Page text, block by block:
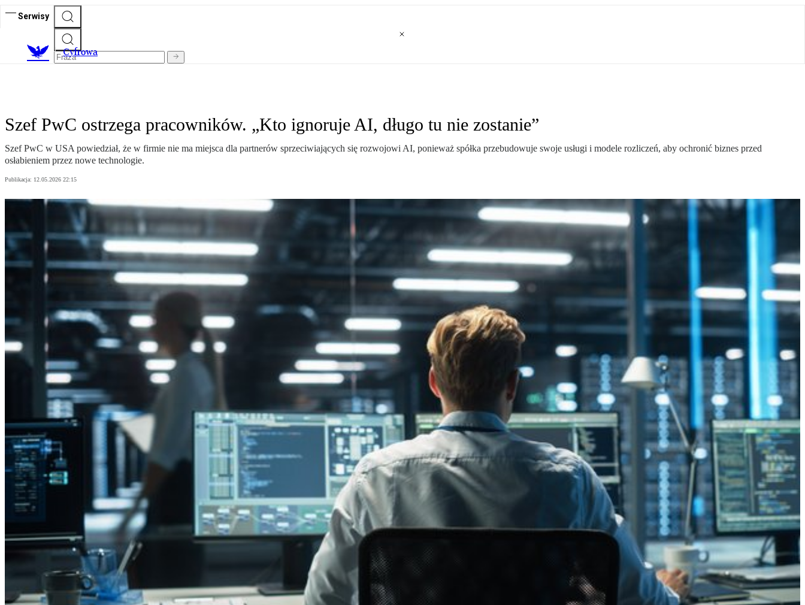
Serwisy
Cyfrowa
Szef PwC ostrzega pracowników. „Kto ignoruje AI, długo tu nie zostanie”
Szef PwC w USA powiedział, że w firmie nie ma miejsca dla partnerów sprzeciwiających się rozwojowi AI, ponieważ spółka przebudowuje swoje usługi i modele rozliczeń, aby ochronić biznes przed
osłabieniem przez nowe technologie.
Publikacja: 12.05.2026 22:15